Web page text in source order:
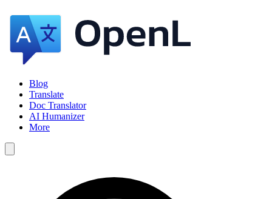
Blog
Translate
Doc Translator
AI Humanizer
More